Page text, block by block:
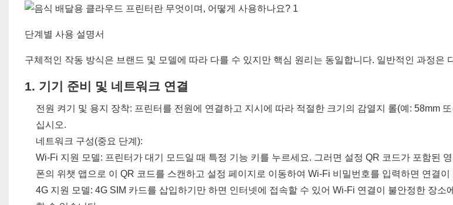
단계별 사용 설명서
구체적인 작동 방식은 브랜드 및 모델에 따라 다를 수 있지만 핵심 원리는 동일합니다. 일반적인 과정은
1. 기기 준비 및 네트워크 연결
전원 켜기 및 용지 장착: 프린터를 전원에 연결하고 지시에 따라 적절한 크기의 감열지 롤(예: 58mm
십시오.
네트워크 구성(중요 단계):
Wi-Fi 지원 모델: 프린터가 대기 모드일 때 특정 기능 키를 누르세요. 그러면 설정 QR 코드가 포함된
폰의 위챗 앱으로 이 QR 코드를 스캔하고 설정 페이지로 이동하여 Wi-Fi 비밀번호를 입력하면 연결이
4G 지원 모델: 4G SIM 카드를 삽입하기만 하면 인터넷에 접속할 수 있어 Wi-Fi 연결이 불안정한 장소